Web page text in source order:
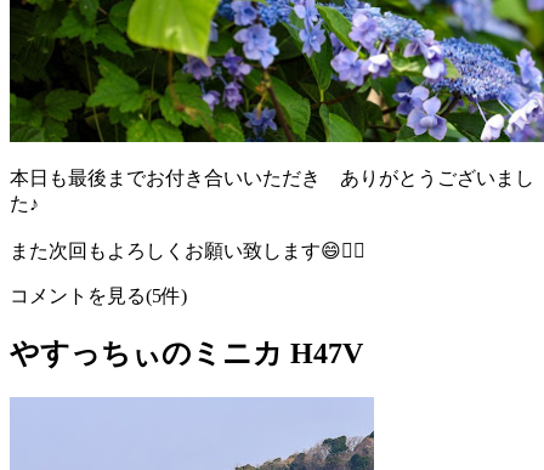
本日も最後までお付き合いいただき ありがとうございまし
た♪
また次回もよろしくお願い致します😄🙇‍♂
コメントを見る(5件)
やすっちぃのミニカ H47V